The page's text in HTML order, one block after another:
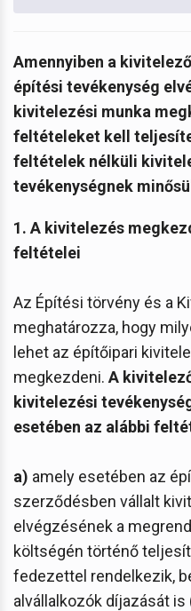
Amennyiben a
építési tevékenység
kivitelezési munka
feltételeket kell
feltételek nélküli
tevékenységnek
1. A kivitelezés
feltételei
Az Építési törvény és a
meghatározza, hogy
lehet az építőipari
megkezdeni. A
kivitelezési
esetében az alábbi
a) amely esetében az
szerződésben vállalt
elvégzésének a
költségén történő
fedezettel rendelkezik,
alvállalkozók díjazását